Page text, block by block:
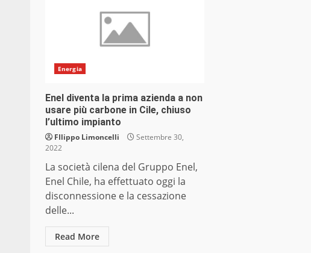
Energia
Enel diventa la prima azienda a non
usare più carbone in Cile, chiuso
l’ultimo impianto
FIlippo Limoncelli
Settembre 30,
2022
La società cilena del Gruppo Enel,
Enel Chile, ha effettuato oggi la
disconnessione e la cessazione
delle...
Read More